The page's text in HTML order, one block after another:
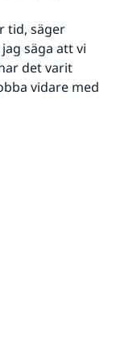
tid, säger
säga att vi
det varit
vidare med